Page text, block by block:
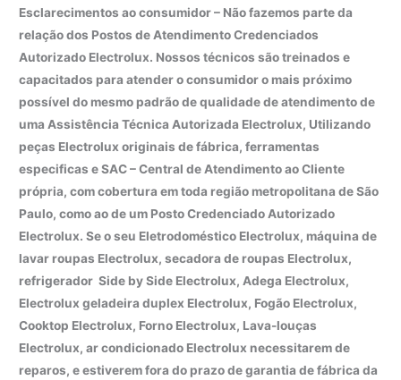
Esclarecimentos ao consumidor – Não fazemos parte da
relação dos Postos de Atendimento Credenciados
Autorizado Electrolux. Nossos técnicos são treinados e
capacitados para atender o consumidor o mais próximo
possível do mesmo padrão de qualidade de atendimento de
uma Assistência Técnica Autorizada Electrolux, Utilizando
peças Electrolux originais de fábrica, ferramentas
especificas e SAC – Central de Atendimento ao Cliente
própria, com cobertura em toda região metropolitana de São
Paulo, como ao de um Posto Credenciado Autorizado
Electrolux. Se o seu Eletrodoméstico Electrolux, máquina de
lavar roupas Electrolux, secadora de roupas Electrolux,
refrigerador Side by Side Electrolux, Adega Electrolux,
Electrolux geladeira duplex Electrolux, Fogão Electrolux,
Cooktop Electrolux, Forno Electrolux, Lava-louças
Electrolux, ar condicionado Electrolux necessitarem de
reparos, e estiverem fora do prazo de garantia de fábrica da